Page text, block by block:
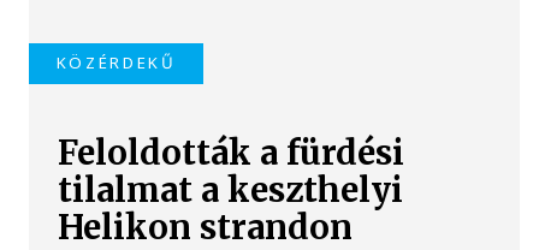
KÖZÉRDEKŰ
Feloldották a fürdési
tilalmat a keszthelyi
Helikon strandon